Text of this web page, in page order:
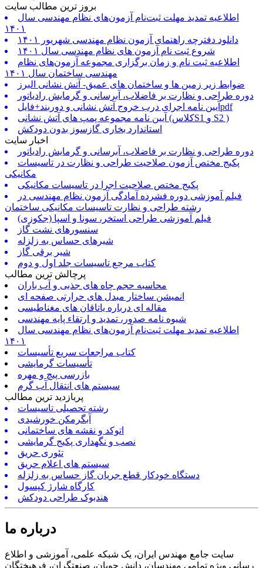
بروز ترین مطالب سایت
اطلاعیه تمدید مهلت ثبت‌نام آزمون‌های نظام مهندسی سال
۱۴۰۱
دانلود دفترچه راهنمای آزمون نظام مهندسی شهریور ۱۴۰۱
شروع ثبت نام آزمون های نظام مهندسی سال ۱۴۰۱
اطلاعیه ثبت نام و زمان برگزاری مجموعه آزمون‌های نظام
مهندسی ساختمان سال ۱۴۰۱
ضوابط زیر زمین ها و ساختمان های عمیق- آتش نشانی البرز
دوره طراحی و نظارت بر فاضلاب، آبرسانی و گرمایش رادیاتور
آیین نامه اجرای درب خروج آتش نشانی و دوربند+فایلpdf
آیین نامه مجموعه پمپ های آتش نشانی (کلاسS1 و S2 )
استاندارد بخاری گازسوز بدون دودکش
اخبار سایت
دوره طراحی و نظارت بر فاضلاب، آبرسانی و گرمایش رادیاتور
پکیج مختص آزمون صلاحیت طراحی و نظارت در تاسیسات
مکانیکی
پکیج مختص صلاحیت اجرا در تاسیسات مکانیکی
فیلم آموزشی دوره فشرده آمادگی آزمون نظام مهندسی در
رشته طراحی و نظارت تاسیسات مکانیکی ساختمان
فیلم آموزشی طراحی استخر، سونا و اسپا (جکوزی)
سنسورهای نشت گاز
شیرهای حساس به زلزله
شیر برقی گاز
کتاب مرجع تاسیسات جلد اول و دوم
پرچالش ترین مطالب
محاسبه حجم چاه های جذبی و آب باران
انمیشن ساختار مبدل های حرارتی صفحه ای
مقاله ای درباره یاتاقان های مغناطیسی
شیوه نامه صدور، تمدید و ارتقاء پایه مهندسی
اطلاعیه تمدید مهلت ثبت‌نام آزمون‌های نظام مهندسی سال
۱۴۰۱
کتاب مراجعات سریع تأسیسات
تأسیسات گرمایشی
بازرسی پیچ و مهره
سیستم های انتقال آب گرم
پربازدید ترین مطالب
رشته تحصیلی تاسیسات
آبگرمکن خورشیدی
اتوکد و نقشه های ساختمانی
نصب و نگهداری پکیج گرمایشی
تئوری حریق
سیستم های اعلام حریق
دستگاه خودکار قطع جریان گاز حساس به زلزله
کارگاه شارژ کپسول
هندبوک طراحی دودکش
درباره ما
سایت جامع مهندس ایران، یک شبکه علمی، آموزشی و اطلاع
رسانی ویژه تمامی مهندسان، دانش جویان، صنعتگران، فرهیختگان